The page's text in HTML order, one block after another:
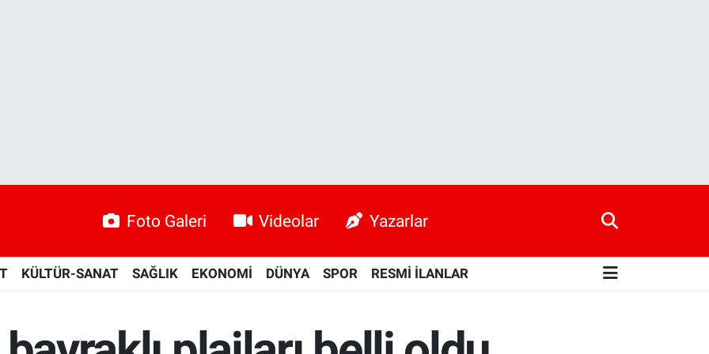
Foto Galeri Videolar Yazarlar
KÜLTÜR-SANAT SAĞLIK EKONOMİ DÜNYA SPOR RESMİ İLANLAR